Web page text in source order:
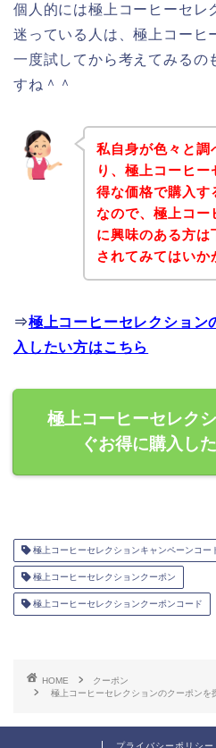
個人的には極上コーヒーセレ
迷っている人は、極上コーヒ
一度試してから考えてみるの
すね＾＾
私自身が色々と調
り、極上コーヒ
得な価格で購入す
なので、極上コー
に興味のある方は
されてみてはいか
⇒極上コーヒーセレクション
入したい方はこちら
極上コーヒーセレク
ぐお得に購入し
極上コーヒーセレクションキャンペーンコー
極上コーヒーセレクションクーポン
極上コーヒーセレクションクーポンコード
HOME
クーポン
極上コーヒーセレクションのクーポンを
プライバシーポリシー